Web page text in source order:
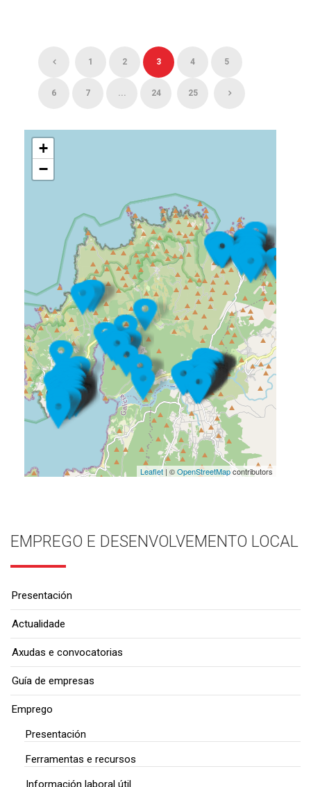
1 2 3 4 5
6 7 ... 24 25
+
−
Leaflet| ©OpenStreetMapcontributors
EMPREGO E DESENVOLVEMENTO LOCAL
Presentación
Actualidade
Axudas e convocatorias
Guía de empresas
Emprego
Presentación
Ferramentas e recursos
Información laboral útil